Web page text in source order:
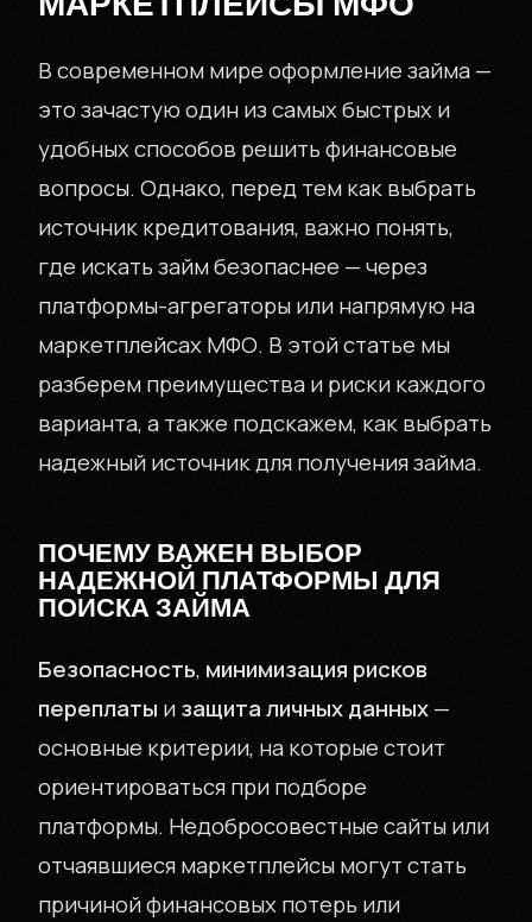
В современном мире оформление займа —
это зачастую один из самых быстрых и
удобных способов решить финансовые
вопросы. Однако, перед тем как выбрать
источник кредитования, важно понять,
где искать займ безопаснее — через
платформы-агрегаторы или напрямую на
маркетплейсах МФО. В этой статье мы
разберем преимущества и риски каждого
варианта, а также подскажем, как выбрать
надежный источник для получения займа.
ПОЧЕМУ ВАЖЕН ВЫБОР
НАДЕЖНОЙ ПЛАТФОРМЫ ДЛЯ
ПОИСКА ЗАЙМА
Безопасность, минимизация рисков
переплаты изащита личных данных—
основные критерии, на которые стоит
ориентироваться при подборе
платформы. Недобросовестные сайты или
отчаявшиеся маркетплейсы могут стать
причиной финансовых потерь или